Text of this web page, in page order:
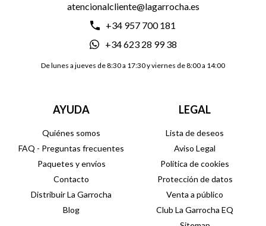
atencionalcliente@lagarrocha.es
+34 957 700 181
+34 623 28 99 38
De lunes a jueves de 8:30 a 17:30 y viernes de 8:00 a 14:00
AYUDA
Quiénes somos
FAQ - Preguntas frecuentes
Paquetes y envíos
Contacto
Distribuir La Garrocha
Blog
LEGAL
Lista de deseos
Aviso Legal
Política de cookies
Protección de datos
Venta a público
Club La Garrocha EQ